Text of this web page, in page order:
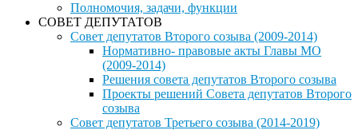
Полномочия, задачи, функции
СОВЕТ ДЕПУТАТОВ
Совет депутатов Второго созыва (2009-2014)
Нормативно- правовые акты Главы МО
(2009-2014)
Решения совета депутатов Второго созыва
Проекты решений Совета депутатов Второго
созыва
Совет депутатов Третьего созыва (2014-2019)